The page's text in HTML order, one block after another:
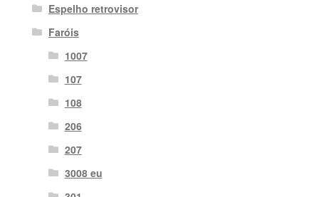
Espelho retrovisor
Faróis
1007
107
108
206
207
3008 eu